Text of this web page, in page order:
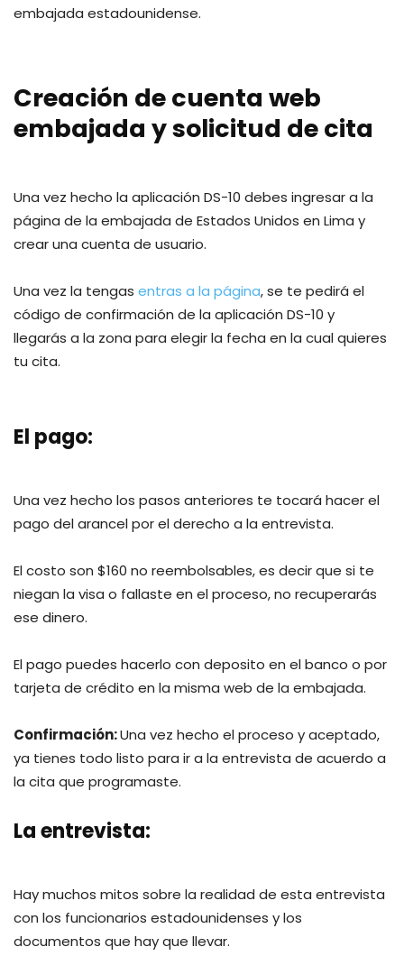
embajada estadounidense.
Creación de cuenta web
embajada y solicitud de cita
Una vez hecho la aplicación DS-10 debes ingresar a la
página de la embajada de Estados Unidos en Lima y
crear una cuenta de usuario.
Una vez la tengas entras a la página, se te pedirá el
código de confirmación de la aplicación DS-10 y
llegarás a la zona para elegir la fecha en la cual quieres
tu cita.
El pago:
Una vez hecho los pasos anteriores te tocará hacer el
pago del arancel por el derecho a la entrevista.
El costo son $160 no reembolsables, es decir que si te
niegan la visa o fallaste en el proceso, no recuperarás
ese dinero.
El pago puedes hacerlo con deposito en el banco o por
tarjeta de crédito en la misma web de la embajada.
Confirmación:Una vez hecho el proceso y aceptado,
ya tienes todo listo para ir a la entrevista de acuerdo a
la cita que programaste.
La entrevista:
Hay muchos mitos sobre la realidad de esta entrevista
con los funcionarios estadounidenses y los
documentos que hay que llevar.